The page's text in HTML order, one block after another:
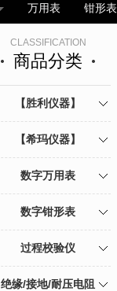
万用表 钳形表
CLASSIFICATION
商品分类
【胜利仪器】
【希玛仪器】
数字万用表
数字钳形表
过程校验仪
绝缘/接地/耐压电阻